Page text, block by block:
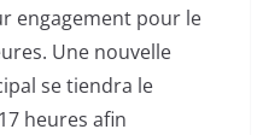
engagement pour le
Une nouvelle
se tiendra le
heures afin